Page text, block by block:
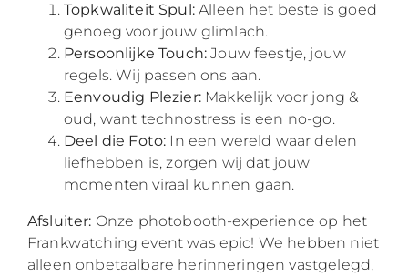
Topkwaliteit Spul:Alleen het beste is goed
genoeg voor jouw glimlach.
Persoonlijke Touch: Jouw feestje, jouw
regels. Wij passen ons aan.
Eenvoudig Plezier:Makkelijk voor jong &
oud, want technostress is een no-go.
Deel die Foto: In een wereld waar delen
liefhebben is, zorgen wij dat jouw
momenten viraal kunnen gaan.
Afsluiter: Onze photobooth-experience op het
Frankwatching event was epic! We hebben niet
alleen onbetaalbare herinneringen vastgelegd,